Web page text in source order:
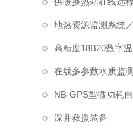
在线多参数水质监测
深井救援装备